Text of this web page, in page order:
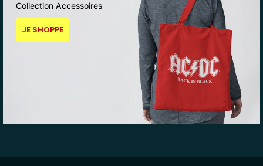
Collection Accessoires
JE SHOPPE